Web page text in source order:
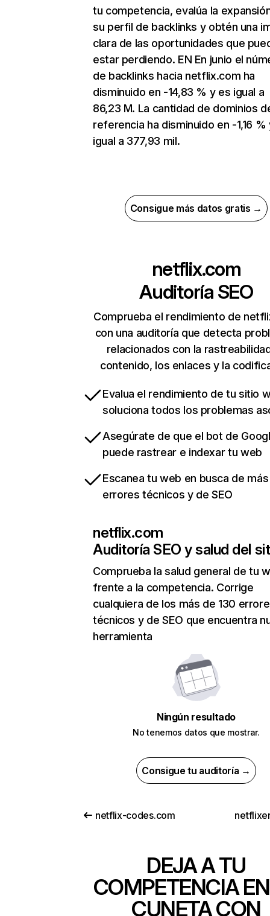
tu competencia, evalúa la
su perfil de backlinks y obtén una
clara de las oportunidades que
estar perdiendo. EN En junio el
de backlinks hacia netflix.com ha
disminuido en -14,83 % y es igual a
86,23 M. La cantidad de dominios
referencia ha disminuido en -1,16 %
igual a 377,93 mil.
Consigue más datos gratis →
netflix.com
Auditoría SEO
Comprueba el rendimiento de
con una auditoría que detecta
relacionados con la
contenido, los enlaces y la
Evalua el rendimiento de tu sitio
soluciona todos los problemas
Asegúrate de que el bot de
puede rastrear e indexar tu web
Escanea tu web en busca de
errores técnicos y de SEO
netflix.com
Auditoría SEO y salud del
Comprueba la salud general de tu
frente a la competencia. Corrige
cualquiera de los más de 130
técnicos y de SEO que encuentra
herramienta
Ningún resultado
No tenemos datos que mostrar.
Consigue tu auditoría →
netflix-codes.com
DEJA A TU
COMPETENCIA
CUNETA CON